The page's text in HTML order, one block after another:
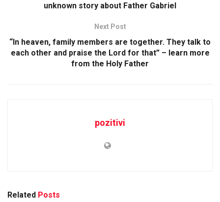
unknown story about Father Gabriel
Next Post
“In heaven, family members are together. They talk to
each other and praise the Lord for that” – learn more
from the Holy Father
pozitivi
Related Posts